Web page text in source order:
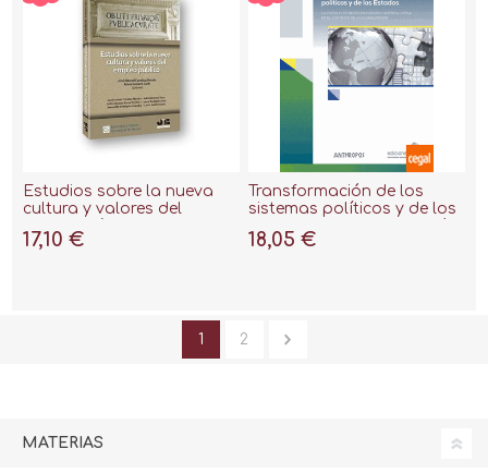
Estudios sobre la nueva
cultura y valores del
17,10 €
Transformación de los
sistemas políticos y de los
y los retos en Europa y
18,05 €
1 2
MATERIAS